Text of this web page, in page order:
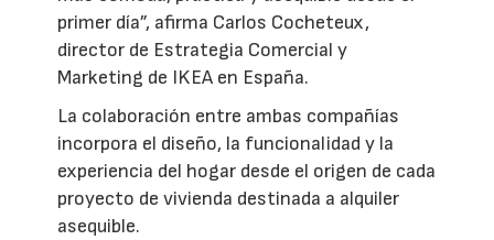
primer día”, afirma Carlos Cocheteux,
director de Estrategia Comercial y
Marketing de IKEA en España.
La colaboración entre ambas compañías
incorpora el diseño, la funcionalidad y la
experiencia del hogar desde el origen de cada
proyecto de vivienda destinada a alquiler
asequible.